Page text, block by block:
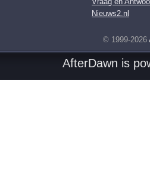
Nieuws2.nl
© 1999-2026
AfterDawn is